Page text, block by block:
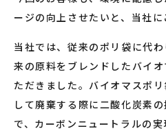
ージの向上させたいと、当社に
当社では、従来のポリ袋に代
来の原料をブレンドしたバイ
ただきました。バイオマスポ
して廃棄する際に二酸化炭素
で、カーボンニュートラルの実